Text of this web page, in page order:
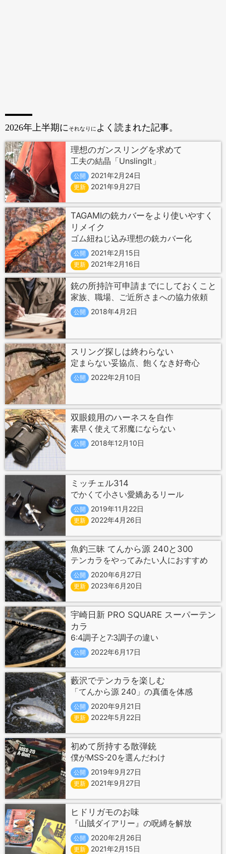
2026年上半期に それなりに よく読まれた記事。
理想のガンスリングを求めて
工夫の結晶「UnslingIt」
公開 2021年2月24日
更新 2021年9月27日
TAGAMIの銃カバーをより使いやすく
リメイク
ゴム紐ねじ込み理想の銃カバー化
公開 2021年2月15日
更新 2021年2月16日
銃の所持許可申請までにしておくこと
家族、職場、ご近所さまへの協力依頼
公開 2018年4月2日
スリング探しは終わらない
定まらない妥協点、飽くなき好奇心
公開 2022年2月10日
双眼鏡用のハーネスを自作
素早く使えて邪魔にならない
公開 2018年12月10日
ミッチェル314
でかくて小さい愛嬌あるリール
公開 2019年11月22日
更新 2022年4月26日
魚釣三昧 てんから源 240と300
テンカラをやってみたい人におすすめ
公開 2020年6月27日
更新 2023年6月20日
宇崎日新 PRO SQUARE スーパーテン
カラ
6:4調子と7:3調子の違い
公開 2022年6月17日
藪沢でテンカラを楽しむ
「てんから源 240」の真価を体感
公開 2020年9月21日
更新 2022年5月22日
初めて所持する散弾銃
僕がMSS-20を選んだわけ
公開 2019年9月27日
更新 2021年9月27日
ヒドリガモのお味
『山賊ダイアリー』の呪縛を解放
公開 2020年2月26日
更新 2021年2月15日